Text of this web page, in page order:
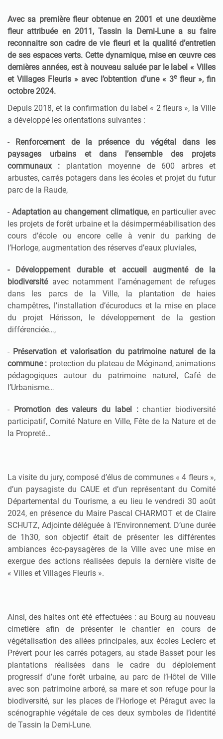
Avec sa première fleur obtenue en 2001 et une deuxième
fleur attribuée en 2011, Tassin la Demi-Lune a su faire
reconnaitre son cadre de vie fleuri et la qualité d’entretien
de ses espaces verts. Cette dynamique, mise en œuvre ces
dernières années, est à nouveau saluée par le label « Villes
et Villages Fleuris » avec l’obtention d’une « 3efleur », fin
octobre 2024.
Depuis 2018, et la confirmation du label « 2 fleurs », la Ville
a développé les orientations suivantes :
- Renforcement de la présence du végétal dans les
paysages urbains et dans l’ensemble des projets
communaux : plantation moyenne de 600 arbres et
arbustes, carrés potagers dans les écoles et projet du futur
parc de la Raude,
- Adaptation au changement climatique, en particulier avec
les projets de forêt urbaine et la désimperméabilisation des
cours d’école ou encore celle à venir du parking de
l’Horloge, augmentation des réserves d’eaux pluviales,
- Développement durable et accueil augmenté de la
biodiversitéavec notamment l’aménagement de refuges
dans les parcs de la Ville, la plantation de haies
champêtres, l’installation d’écuroducs et la mise en place
du projet Hérisson, le développement de la gestion
différenciée…,
- Préservation et valorisation du patrimoine naturel de la
commune : protection du plateau de Méginand, animations
pédagogiques autour du patrimoine naturel, Café de
l’Urbanisme…
- Promotion des valeurs du label :chantier biodiversité
participatif, Comité Nature en Ville, Fête de la Nature et de
la Propreté…
La visite du jury, composé d’élus de communes « 4 fleurs »,
d’un paysagiste du CAUE et d’un représentant du Comité
Départemental du Tourisme, a eu lieu le vendredi 30 août
2024, en présence du Maire Pascal CHARMOT et de Claire
SCHUTZ, Adjointe déléguée à l’Environnement. D’une durée
de 1h30, son objectif était de présenter les différentes
ambiances éco-paysagères de la Ville avec une mise en
exergue des actions réalisées depuis la dernière visite de
« Villes et Villages Fleuris ».
Ainsi, des haltes ont été effectuées : au Bourg au nouveau
cimetière afin de présenter le chantier en cours de
végétalisation des allées principales, aux écoles Leclerc et
Prévert pour les carrés potagers, au stade Basset pour les
plantations réalisées dans le cadre du déploiement
progressif d’une forêt urbaine, au parc de l’Hôtel de Ville
avec son patrimoine arboré, sa mare et son refuge pour la
biodiversité, sur les places de l’Horloge et Péragut avec la
scénographie végétale de ces deux symboles de l’identité
de Tassin la Demi-Lune.